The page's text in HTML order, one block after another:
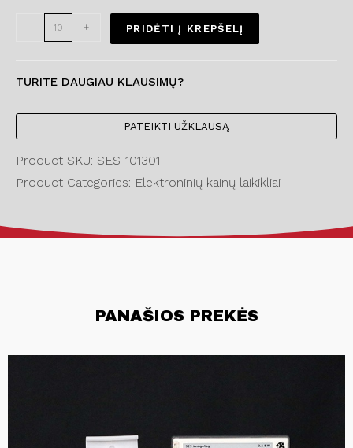
- + PRIDĖTI Į KREPŠELĮ
TURITE DAUGIAU KLAUSIMŲ?
PATEIKTI UŽKLAUSĄ
Product SKU: SES-101301
Product Categories: Elektroninių kainų laikikliai
PANAŠIOS PREKĖS